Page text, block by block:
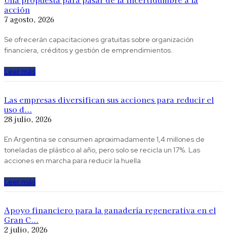
acción
7 agosto, 2026
Se ofrecerán capacitaciones gratuitas sobre organización
financiera, créditos y gestión de emprendimientos.
Leer más
Las empresas diversifican sus acciones para reducir el
uso d...
28 julio, 2026
En Argentina se consumen aproximadamente 1,4 millones de
toneladas de plástico al año, pero solo se recicla un 17%. Las
acciones en marcha para reducir la huella
Leer más
Apoyo financiero para la ganadería regenerativa en el
Gran C...
2 julio, 2026